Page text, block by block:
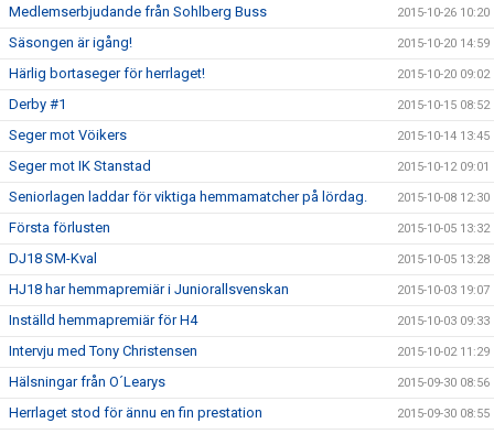
Medlemserbjudande från Sohlberg Buss 2015-10-26 10:20
Säsongen är igång! 2015-10-20 14:59
Härlig bortaseger för herrlaget! 2015-10-20 09:02
Derby #1 2015-10-15 08:52
Seger mot Vöikers 2015-10-14 13:45
Seger mot IK Stanstad 2015-10-12 09:01
Seniorlagen laddar för viktiga hemmamatcher på lördag. 2015-10-08 12:30
Första förlusten 2015-10-05 13:32
DJ18 SM-Kval 2015-10-05 13:28
HJ18 har hemmapremiär i Juniorallsvenskan 2015-10-03 19:07
Inställd hemmapremiär för H4 2015-10-03 09:33
Intervju med Tony Christensen 2015-10-02 11:29
Hälsningar från O´Learys 2015-09-30 08:56
Herrlaget stod för ännu en fin prestation 2015-09-30 08:55